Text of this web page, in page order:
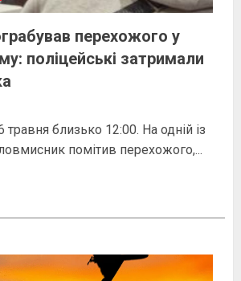
перехожого у
поліцейські затримали
травня близько 12:00. На одній із
помітив перехожого,...